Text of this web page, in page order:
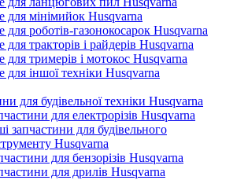
для мінімийок Husqvarna
для роботів-газонокосарок Husqvarna
для тракторів і райдерів Husqvarna
для тримерів і мотокос Husqvarna
для іншої техніки Husqvarna
для будівельної техніки Husqvarna
для електрорізів Husqvarna
запчастини для будівельного
Husqvarna
для бензорізів Husqvarna
для дрилів Husqvarna